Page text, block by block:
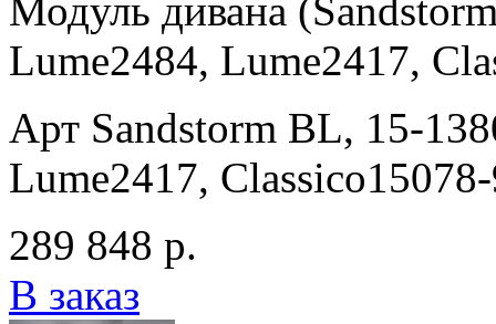
Модуль дивана
Lume2484, Lume2417,
Арт Sandstorm BL, 15-
Lume2417,
289 848 р.
В заказ